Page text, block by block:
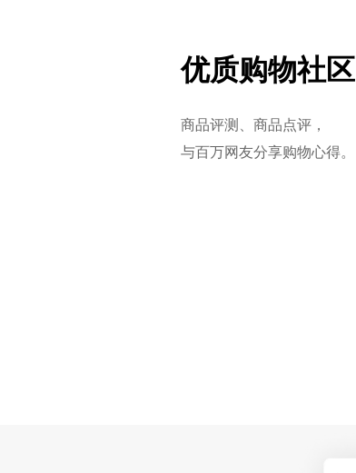
优质购物社区
商品评测、商品点评，
与百万网友分享购物心得。